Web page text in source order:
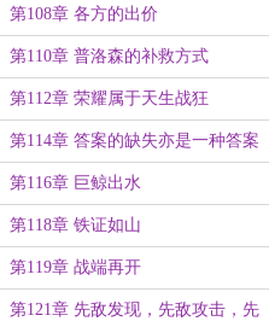
第108章 各方的出价
第110章 普洛森的补救方式
第112章 荣耀属于天生战狂
第114章 答案的缺失亦是一种答案
第116章 巨鲸出水
第118章 铁证如山
第119章 战端再开
第121章 先敌发现，先敌攻击，先